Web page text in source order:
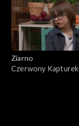
Ziarno
Czerwony Kapturek